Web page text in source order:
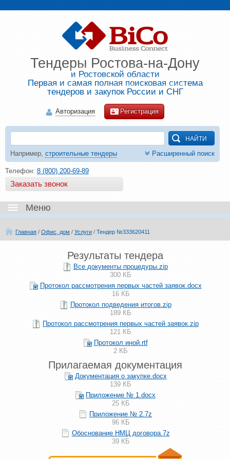
Тендеры Ростова-на-Дону
и Ростовской области
Первая и самая полная поисковая система
тендеров и закупок России и СНГ
Авторизация Регистрация
Например, строительные тендеры Расширенный поиск
Телефон: 8 (800) 200-69-89
Заказать звонок
Меню
Главная / Офис, дом / Услуги / Тендер №333620411
Результаты тендера
Все документы процедуры.zip
300 КБ
Протокол рассмотрения первых частей заявок.docx
16 КБ
Протокол подведения итогов.zip
189 КБ
Протокол рассмотрения первых частей заявок.zip
121 КБ
Протокол иной.rtf
2 КБ
Прилагаемая документация
Документация о закупке.docx
139 КБ
Приложение № 1.docx
25 КБ
Приложение № 2.7z
96 КБ
Обоснование НМЦ договора.7z
39 КБ